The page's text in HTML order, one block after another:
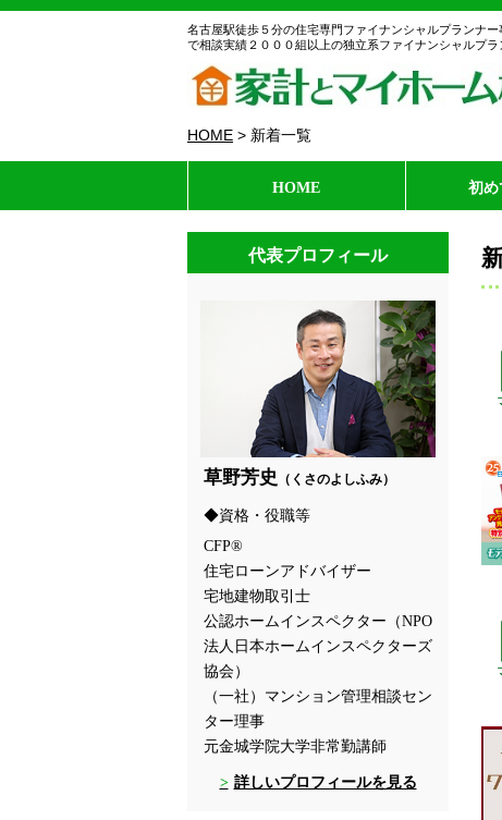
名古屋駅徒歩５分の住宅専門ファイナンシャルプランナ
で相談実績２０００組以上の独立系ファイナンシャルプ
HOME > 新着一覧
HOME 初め
代表プロフィール
草野芳史 （くさのよしふみ）
資格・役職等
CFP®
住宅ローンアドバイザー
宅地建物取引士
公認ホームインスペクター（NPO
法人日本ホームインスペクターズ
協会）
（一社）マンション管理相談セン
ター理事
元金城学院大学非常勤講師
詳しいプロフィールを見る